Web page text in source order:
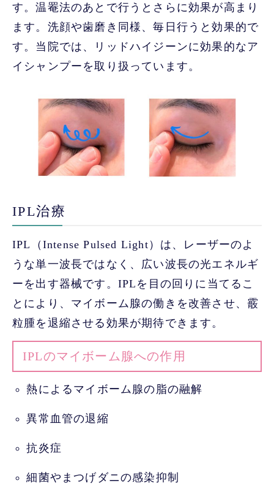
す。温罨法のあとで行うとさらに効果が高まり
ます。洗顔や歯磨き同様、毎日行うと効果的で
す。当院では、リッドハイジーンに効果的なア
イシャンプーを取り扱っています。
IPL治療
IPL（Intense Pulsed Light）は、レーザーのよ
うな単一波長ではなく、広い波長の光エネルギ
ーを出す器械です。IPLを目の回りに当てるこ
とにより、マイボーム腺の働きを改善させ、霰
粒腫を退縮させる効果が期待できます。
IPLのマイボーム腺への作用
熱によるマイボーム腺の脂の融解
異常血管の退縮
抗炎症
細菌やまつげダニの感染抑制